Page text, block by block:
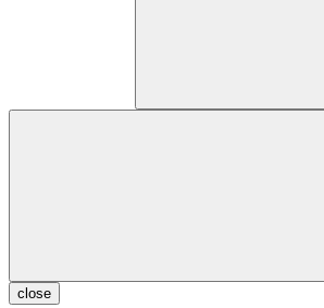
close